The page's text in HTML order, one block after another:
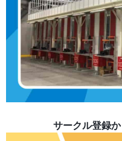
サークル登録